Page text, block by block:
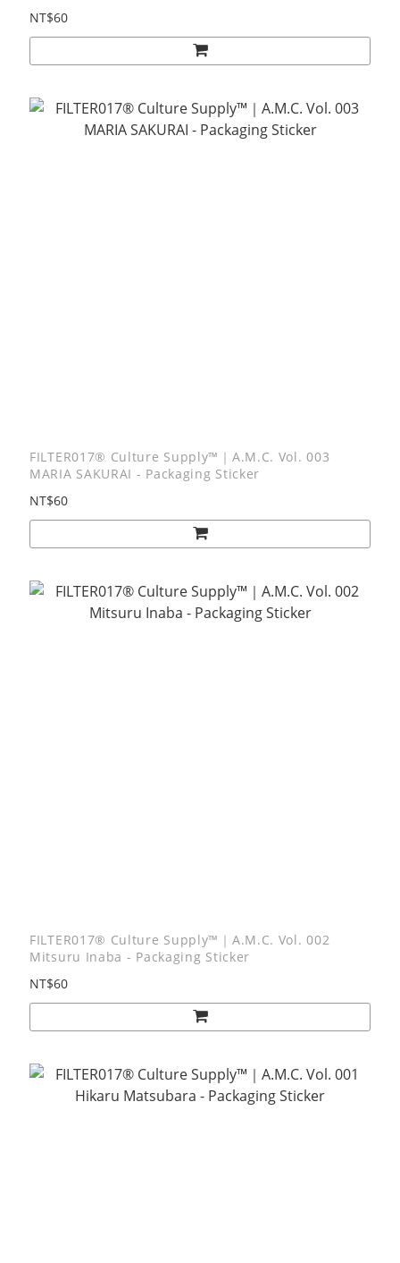
NT$60
FILTER017® Culture Supply™｜A.M.C. Vol. 003
MARIA SAKURAI - Packaging Sticker
NT$60
FILTER017® Culture Supply™｜A.M.C. Vol. 002
Mitsuru Inaba - Packaging Sticker
NT$60